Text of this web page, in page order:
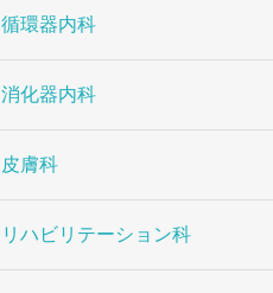
循環器内科
消化器内科
皮膚科
リハビリテーション科